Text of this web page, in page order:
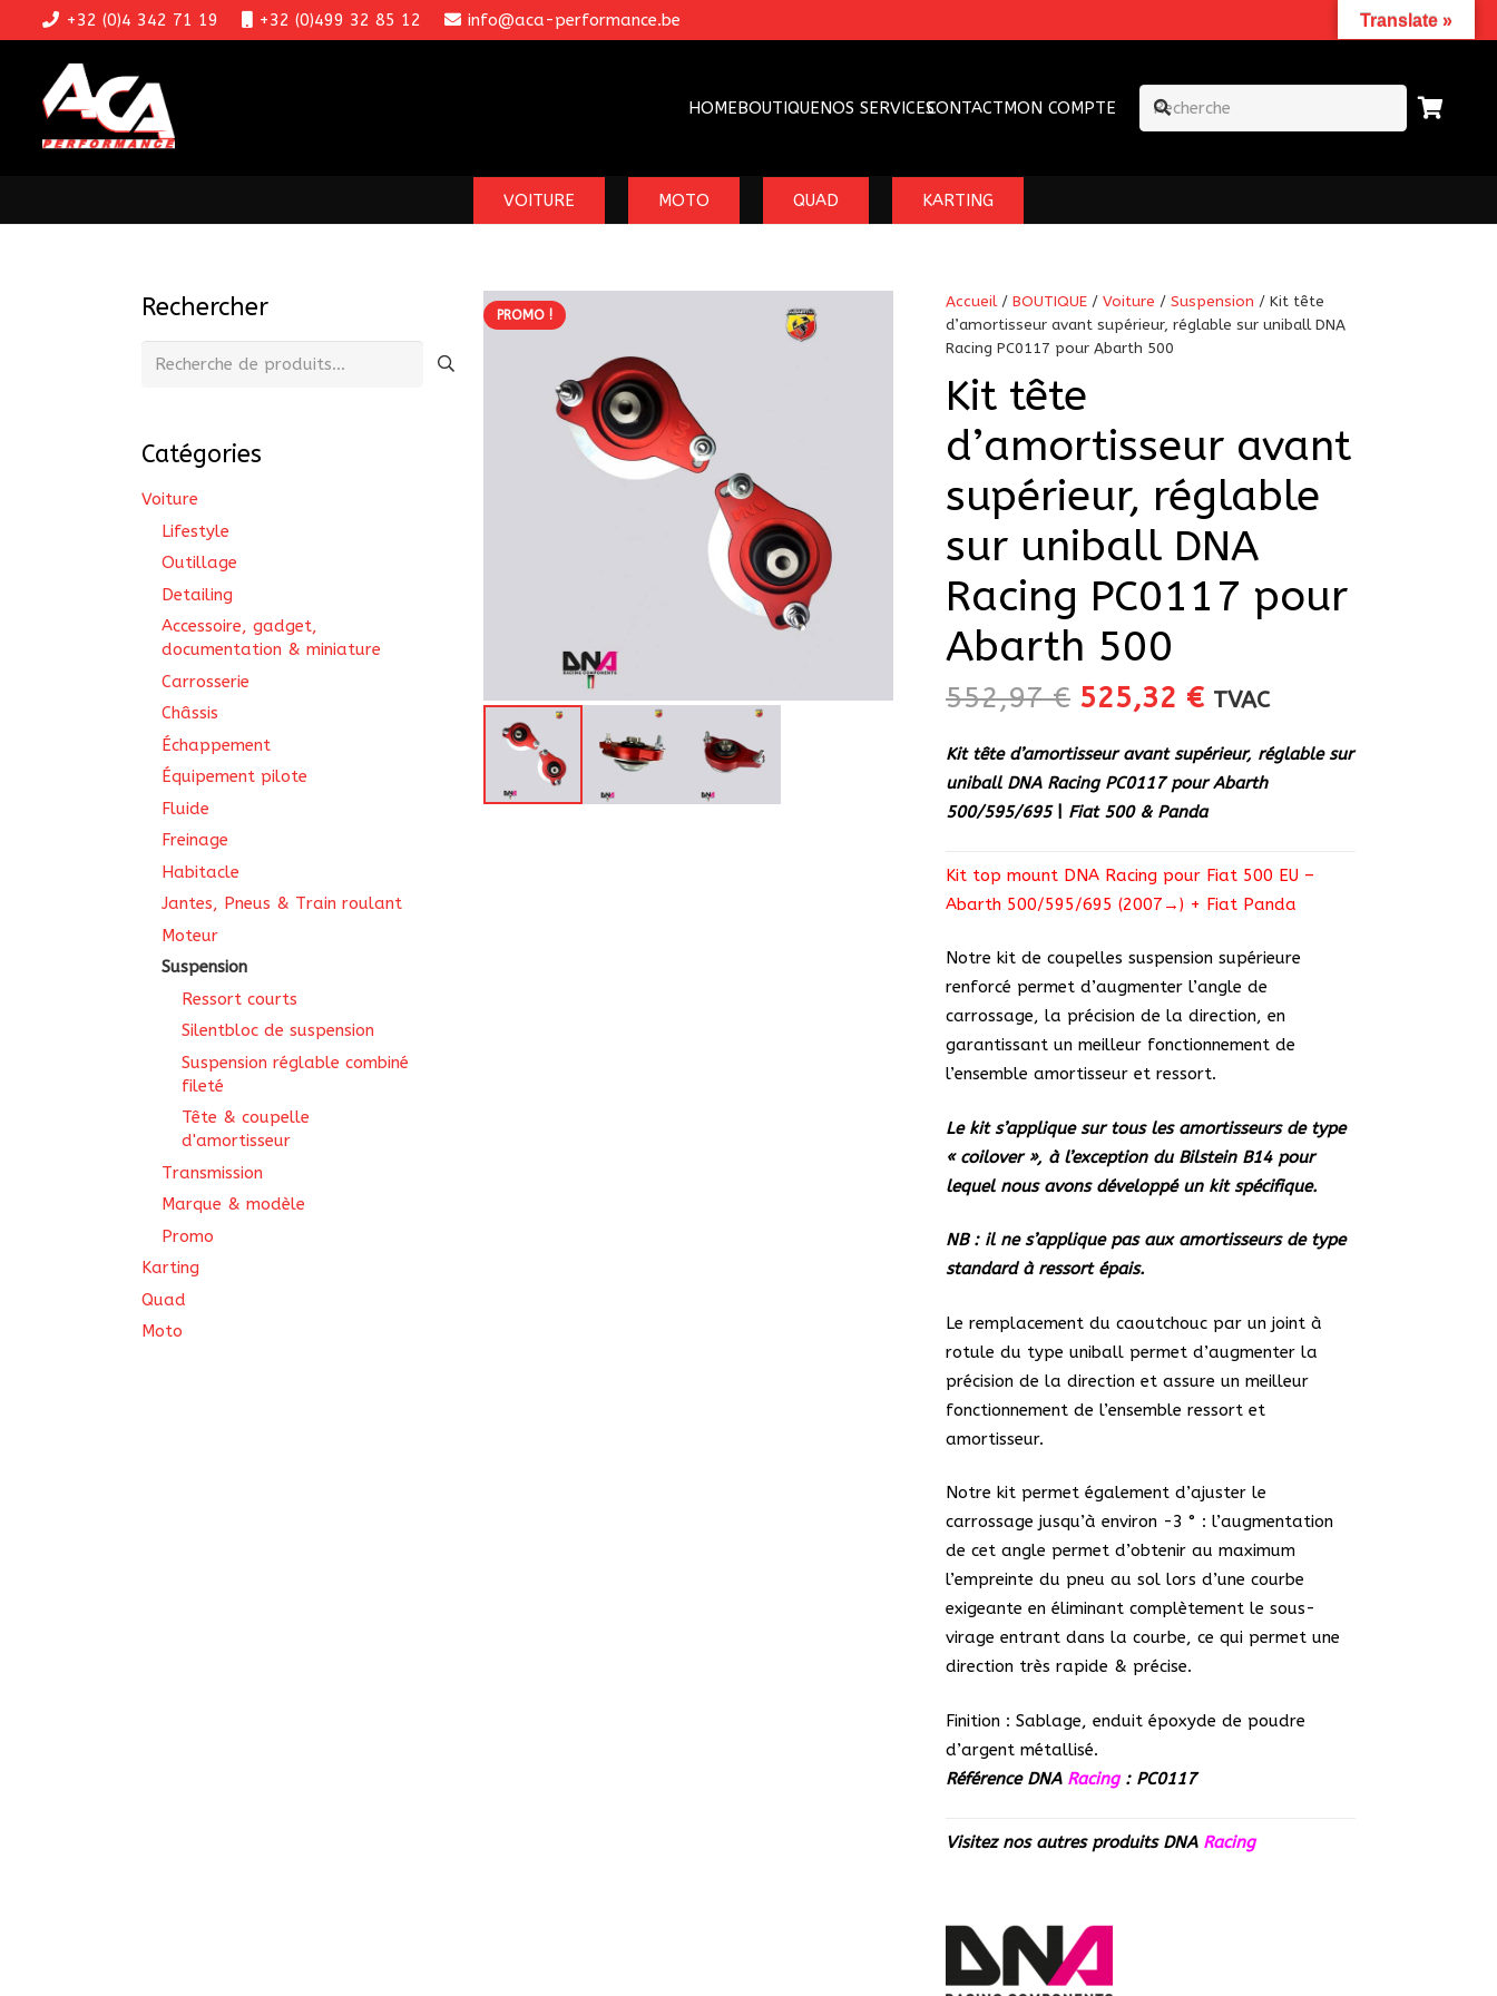
+32 (0)4 342 71 19 +32 (0)499 32 85 12 info@aca-performance.be
HOMEBOUTIQUENOS SERVICESCONTACTMON COMPTE
VOITURE MOTO QUAD KARTING
PROMO !
Accueil/BOUTIQUE /Voiture /Suspension / Kit tête
d’amortisseur avant supérieur, réglable sur uniball DNA
Racing PC0117 pour Abarth 500
Kit tête
d’amortisseur avant
supérieur, réglable
sur uniball DNA
Racing PC0117 pour
Abarth 500
552,97€ Le
initial
était :
552,97 €.
525,32 €Le
actuel
est :
525,32 €.
TVAC
Kit tête d’amortisseur avant supérieur, réglable sur
uniball DNA Racing PC0117 pour Abarth
500/595/695
Fiat 500 & Panda
Kit top mount DNA Racing pour Fiat 500 EU –
Abarth 500/595/695 (2007→) + Fiat Panda
Notre kit de coupelles suspension supérieure
renforcé permet d’augmenter l’angle de
carrossage, la précision de la direction, en
garantissant un meilleur fonctionnement de
l’ensemble amortisseur et ressort.
Le kit s’applique sur tous les amortisseurs de type
« coilover », à l’exception du Bilstein B14 pour
lequel nous avons développé un kit spécifique.
NB : il ne s’applique pas aux amortisseurs de type
standard à ressort épais.
Le remplacement du caoutchouc par un joint à
rotule du type uniball permet d’augmenter la
précision de la direction et assure un meilleur
fonctionnement de l’ensemble ressort et
amortisseur.
Notre kit permet également d’ajuster le
carrossage jusqu’à environ -3 ° : l’augmentation
de cet angle permet d’obtenir au maximum
l’empreinte du pneu au sol lors d’une courbe
exigeante en éliminant complètement le sous-
virage entrant dans la courbe, ce qui permet une
direction très rapide & précise.
Finition : Sablage, enduit époxyde de poudre
d’argent métallisé.
Référence DNA Racing: PC0117
Visitez nos autres produits DNA Racing
Rechercher
Recherche
Catégories
Voiture
Lifestyle
Outillage
Detailing
Accessoire, gadget,
documentation & miniature
Carrosserie
Châssis
Échappement
Équipement pilote
Fluide
Freinage
Habitacle
Jantes, Pneus & Train roulant
Moteur
Suspension
Ressort courts
Silentbloc de suspension
Suspension réglable combiné
fileté
Tête & coupelle
d'amortisseur
Transmission
Marque & modèle
Promo
Karting
Quad
Moto
Translate »